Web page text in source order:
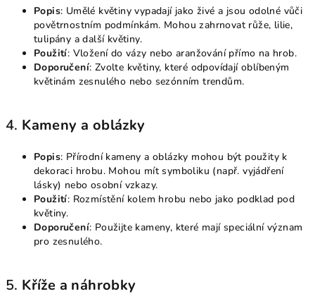
Popis: Umělé květiny vypadají jako živé a jsou odolné vůči
povětrnostním podmínkám. Mohou zahrnovat růže, lilie,
tulipány a další květiny.
Použití: Vložení do vázy nebo aranžování přímo na hrob.
Doporučení: Zvolte květiny, které odpovídají oblíbeným
květinám zesnulého nebo sezónním trendům.
4. Kameny a oblázky
Popis: Přírodní kameny a oblázky mohou být použity k
dekoraci hrobu. Mohou mít symboliku (např. vyjádření
lásky) nebo osobní vzkazy.
Použití: Rozmístění kolem hrobu nebo jako podklad pod
květiny.
Doporučení: Použijte kameny, které mají speciální význam
pro zesnulého.
5. Kříže a náhrobky